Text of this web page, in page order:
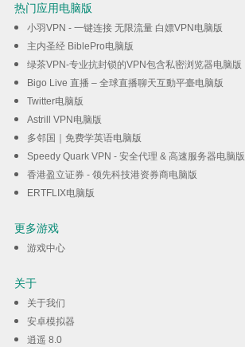
热门应用电脑版
小羽VPN - 一键连接 无限流量 白嫖VPN电脑版
主内圣经 BiblePro电脑版
绿茶VPN-专业抗封锁的VPN包含私密浏览器电脑版
Bigo Live 直播 – 全球直播聊天互動平臺电脑版
Twitter电脑版
Astrill VPN电脑版
多邻国｜免费学英语电脑版
Speedy Quark VPN - 安全代理 & 高速服务器电脑版
香港盈立证券 - 领先科技港资券商电脑版
ERTFLIX电脑版
更多游戏
游戏中心
关于
关于我们
安卓模拟器
逍遥 8.0